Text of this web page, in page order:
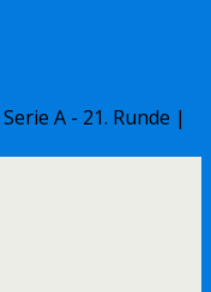
Serie A - 21. Runde |